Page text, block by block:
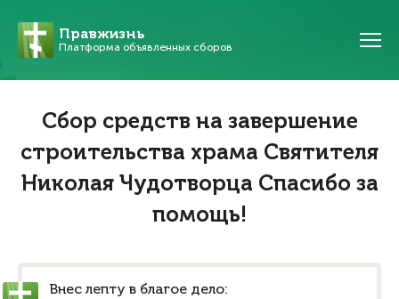
Правжизнь
Платформа объявленных сборов
Сбор средств на завершение
строительства храма Святителя
Николая Чудотворца Спасибо за
помощь!
Внес лепту в благое дело: